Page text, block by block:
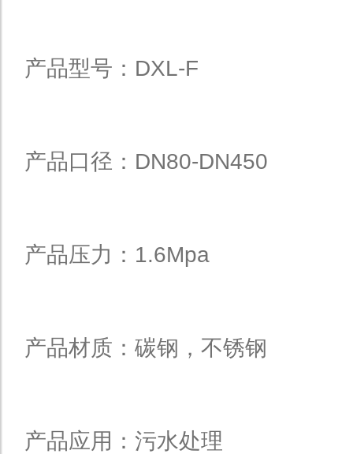
产品型号：DXL-F
产品口径：DN80-DN450
产品压力：1.6Mpa
产品材质：碳钢，不锈钢
产品应用：污水处理